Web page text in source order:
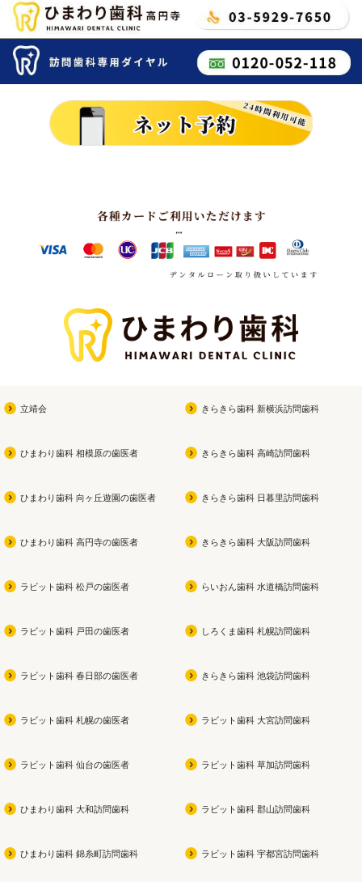
立靖会
ひまわり歯科 相模原の歯医者
ひまわり歯科 向ヶ丘遊園の歯医者
ひまわり歯科 高円寺の歯医者
ラビット歯科 松戸の歯医者
ラビット歯科 戸田の歯医者
ラビット歯科 春日部の歯医者
ラビット歯科 札幌の歯医者
ラビット歯科 仙台の歯医者
ひまわり歯科 大和訪問歯科
ひまわり歯科 錦糸町訪問歯科
きらきら歯科 新横浜訪問歯科
きらきら歯科 高崎訪問歯科
きらきら歯科 日暮里訪問歯科
きらきら歯科 大阪訪問歯科
らいおん歯科 水道橋訪問歯科
しろくま歯科 札幌訪問歯科
きらきら歯科 池袋訪問歯科
ラビット歯科 大宮訪問歯科
ラビット歯科 草加訪問歯科
ラビット歯科 郡山訪問歯科
ラビット歯科 宇都宮訪問歯科